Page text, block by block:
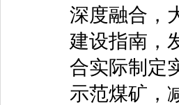
深度融合，
建设指南，
合实际制定
示范煤矿，